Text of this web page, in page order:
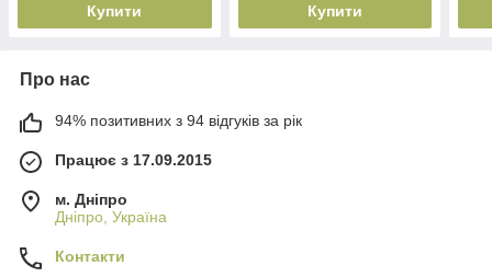
Купити Купити
Про нас
94% позитивних з 94 відгуків за рік
Працює з 17.09.2015
м. Дніпро
Дніпро, Україна
Контакти